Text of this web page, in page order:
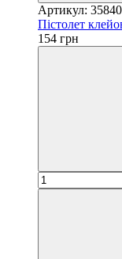
Артикул: 35840
Пістолет
154 грн